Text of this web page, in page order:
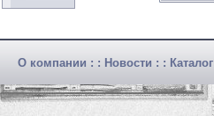
О компании : : Новости : : Каталог